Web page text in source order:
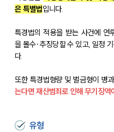
은 특별법입니다.
특경법의 적용을 받는 사건에 연
을 몰수·추징당할 수 있고, 일정
다.
또한 특경법형량 및 벌금형이 병
는다면 재산범죄로 인해 무기징역
유형